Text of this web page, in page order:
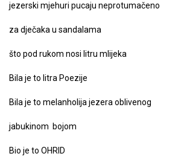
jezerski mjehuri pucaju neprotumačeno
za dječaka u sandalama
što pod rukom nosi litru mlijeka
Bila je to litra Poezije
Bila je to melanholija jezera oblivenog
jabukinom bojom
Bio je to OHRID